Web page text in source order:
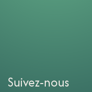
Suivez-nous